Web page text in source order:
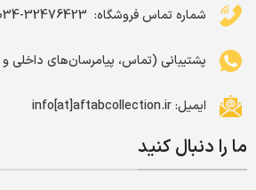
شماره تماس فروشگاه: ‌ 32476423-034
پشتیبانی (تماس، پیامرسان‌های داخلی و خارجی):
ایمیل: info[at]aftabcollection.ir
ما را دنبال کنید